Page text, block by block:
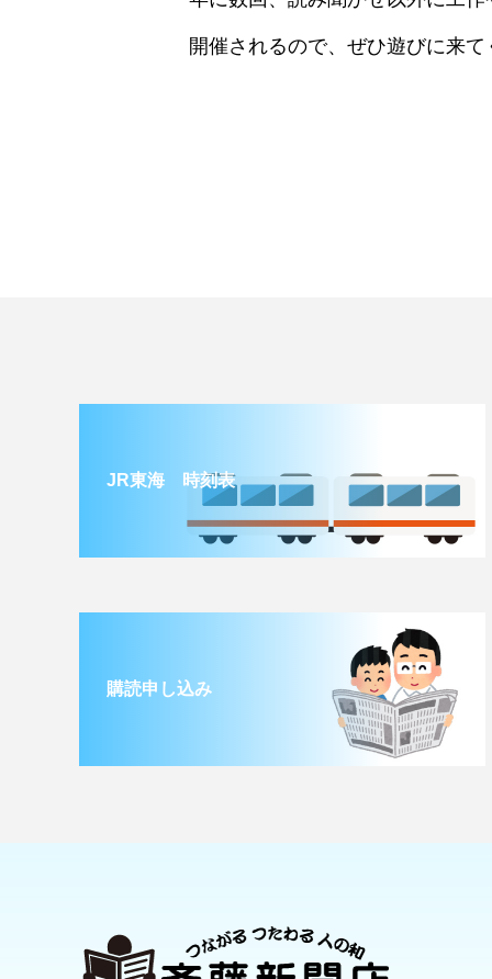
開催されるので、ぜひ遊びに来て
JR東海 時刻表
購読申し込み